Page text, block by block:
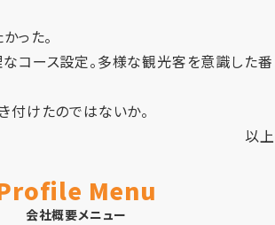
った。
コース設定。多様な観光客を意識した番
付けたのではないか。
以上
Menu
会社概要メニュー